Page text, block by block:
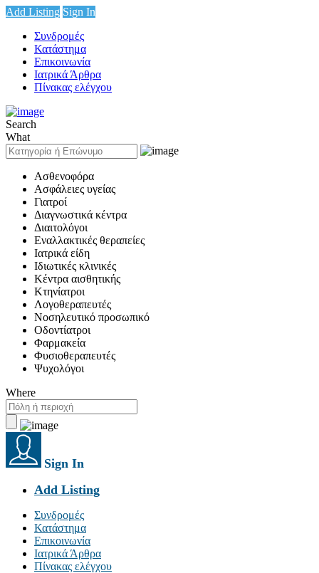
Add Listing Sign In
Συνδρομές
Κατάστημα
Επικοινωνία
Ιατρικά Άρθρα
Πίνακας ελέγχου
Search
What
Ασθενοφόρα
Ασφάλειες υγείας
Γιατροί
Διαγνωστικά κέντρα
Διαιτολόγοι
Εναλλακτικές θεραπείες
Ιατρικά είδη
Ιδιωτικές κλινικές
Κέντρα αισθητικής
Κτηνίατροι
Λογοθεραπευτές
Νοσηλευτικό προσωπικό
Οδοντίατροι
Φαρμακεία
Φυσιοθεραπευτές
Ψυχολόγοι
Where
Sign In
Add Listing
Συνδρομές
Κατάστημα
Επικοινωνία
Ιατρικά Άρθρα
Πίνακας ελέγχου